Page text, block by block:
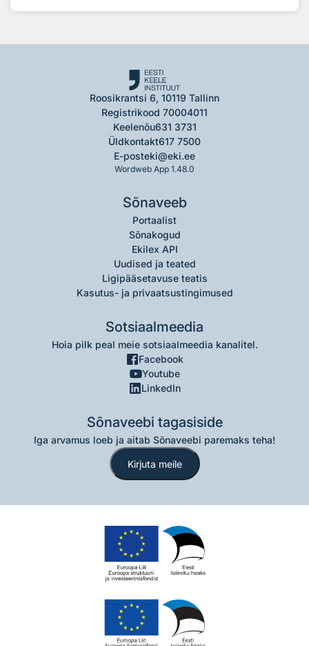
Roosikrantsi 6, 10119 Tallinn
Registrikood 70004011
Keelenõu631 3731
Üldkontakt617 7500
E-posteki@eki.ee
Wordweb App 1.48.0
Sõnaveeb
Portaalist
Sõnakogud
Ekilex API
Uudised ja teated
Ligipääsetavuse teatis
Kasutus- ja privaatsustingimused
Sotsiaalmeedia
Hoia pilk peal meie sotsiaalmeedia kanalitel.
Facebook
Youtube
LinkedIn
Sõnaveebi tagasiside
Iga arvamus loeb ja aitab Sõnaveebi paremaks teha!
Kirjuta meile